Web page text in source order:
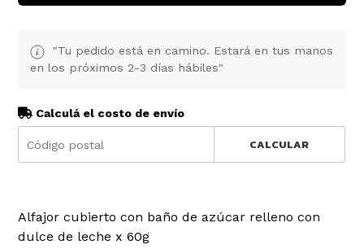
"Tu pedido está en camino. Estará en tus manos
en los próximos 2-3 días hábiles"
Calculá el costo de envío
CALCULAR
Alfajor cubierto con baño de azúcar relleno con
dulce de leche x 60g